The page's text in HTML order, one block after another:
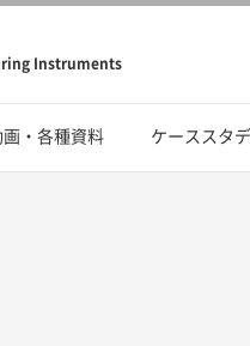
Instruments
画・各種資料 ケーススタ